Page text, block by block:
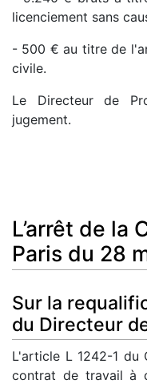
licenciement sans
- 500 € au titre de
civile.
Le Directeur de
jugement.
L’arrêt de la
Paris du 28
Sur la
du Directeur
L'article L 1242-1 du
contrat de travail à